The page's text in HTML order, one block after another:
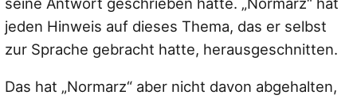
jeden Hinweis auf dieses Thema, das er selbst
zur Sprache gebracht hatte, herausgeschnitten.
Das hat „Normarz“ aber nicht davon abgehalten,